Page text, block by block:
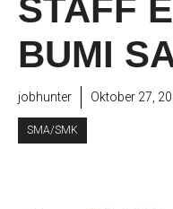
STAFF
BUMI
jobhunter Oktober 27,
SMA/SMK